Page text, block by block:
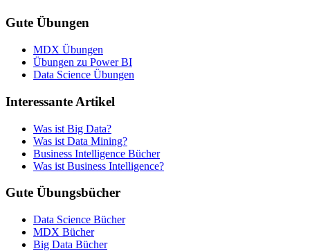
Gute Übungen
MDX Übungen
Übungen zu Power BI
Data Science Übungen
Interessante Artikel
Was ist Big Data?
Was ist Data Mining?
Business Intelligence Bücher
Was ist Business Intelligence?
Gute Übungsbücher
Data Science Bücher
MDX Bücher
Big Data Bücher